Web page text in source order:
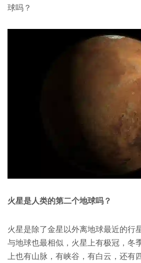
球吗？
火星是人类的第二个地球吗？
火星是除了金星以外离地球最近的行
与地球也最相似，火星上有极冠，冬
上也有山脉，有峡谷，有白云，还有